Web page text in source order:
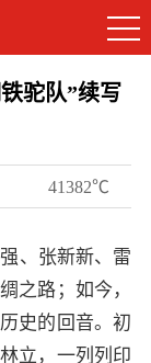
驼队”续写
41382℃
、张新新、雷
之路；如今，
史的回音。初
立，一列列印